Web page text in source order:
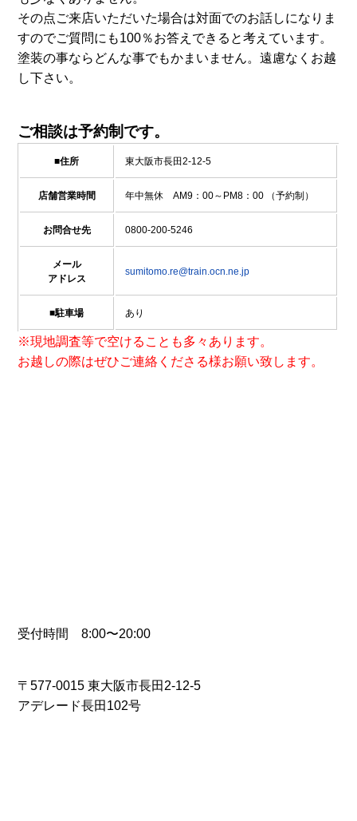
その点ご来店いただいた場合は対面でのお話しになりま
すのでご質問にも100％お答えできると考えています。
塗装の事ならどんな事でもかまいません。遠慮なくお越
し下さい。
ご相談は予約制です。
■住所 東大阪市長田2-12-5
店舗営業時間 年中無休 AM9：00～PM8：00 （予約制）
お問合せ先 0800-200-5246
メール
アドレス
sumitomo.re@train.ocn.ne.jp
■駐車場 あり
※現地調査等で空けることも多々あります。
お越しの際はぜひご連絡くださる様お願い致します。
受付時間 8:00〜20:00
〒577-0015 東大阪市長田2-12-5
アデレード長田102号